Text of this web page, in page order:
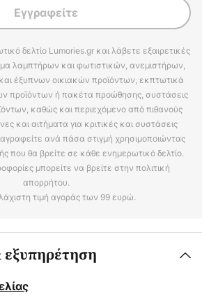
Εγγραφείτε
δελτίο Lumories.gr και λάβετε εξαιρετικές
λαμπτήρων και φωτιστικών, ανεμιστήρων,
έξυπνων οικιακών προϊόντων, εκπτωτικά
προϊόντων ή πακέτα προώθησης, συστάσεις
καθώς και περιεχόμενο από πιθανούς
και αιτήματα για κριτικές και συστάσεις
ανά πάσα στιγμή χρησιμοποιώντας
που θα βρείτε σε κάθε ενημερωτικό δελτίο.
μπορείτε να βρείτε στην πολιτική
απορρήτου.
τιμή αγοράς των 99 ευρώ.
εξυπηρέτηση